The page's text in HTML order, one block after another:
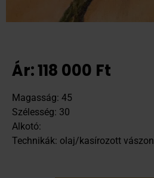
Ár:118 000 Ft
Magasság: 45
Szélesség: 30
Alkotó:
Technikák: olaj/kasírozott vászon